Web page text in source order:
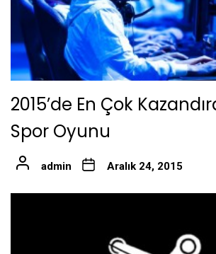
2015’de En Çok
Spor Oyunu
admin Aralık 24, 2015